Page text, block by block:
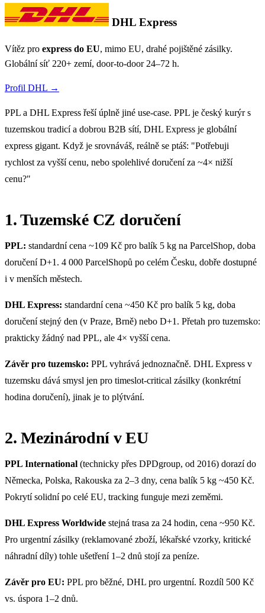
DHL Express
Vítěz pro express do EU, mimo EU, drahé pojištěné zásilky.
Globální síť 220+ zemí, door-to-door 24–72 h.
Profil DHL →
PPL a DHL Express řeší úplně jiné use-case. PPL je český kurýr s
tuzemskou tradicí a dobrou B2B sítí, DHL Express je globální
express gigant. Když je srovnáváš, reálně se ptáš: "Potřebuji
rychlost za vyšší cenu, nebo spolehlivé doručení za ~4× nižší
cenu?"
1. Tuzemské CZ doručení
PPL: standardní cena ~109 Kč pro balík 5 kg na ParcelShop, doba
doručení D+1. 4 000 ParcelShopů po celém Česku, dobře dostupné
i v menších městech.
DHL Express: standardní cena ~450 Kč pro balík 5 kg, doba
doručení stejný den (v Praze, Brně) nebo D+1. Přetah pro tuzemsko:
prakticky žádný nad PPL, ale 4× vyšší cena.
Závěr pro tuzemsko: PPL vyhrává jednoznačně. DHL Express v
tuzemsku dává smysl jen pro timeslot-critical zásilky (konkrétní
hodina doručení), jinak je to plýtvání.
2. Mezinárodní v EU
PPL International (technicky přes DPDgroup, od 2016) dorazí do
Německa, Polska, Rakouska za 2–3 dny, cena balík 5 kg ~450 Kč.
Pokrytí solidní po celé EU, tracking funguje mezi zeměmi.
DHL Express Worldwide stejná trasa za 24 hodin, cena ~950 Kč.
Pro urgentní zásilky (reklamované zboží, lékařské vzorky, kritické
náhradní díly) tohle ušetření 1–2 dnů stojí za peníze.
Závěr pro EU: PPL pro běžné, DHL pro urgentní. Rozdíl 500 Kč
vs. úspora 1–2 dnů.